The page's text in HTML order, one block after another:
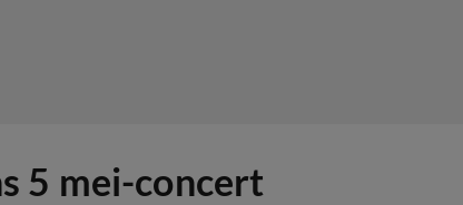
5 mei-concert